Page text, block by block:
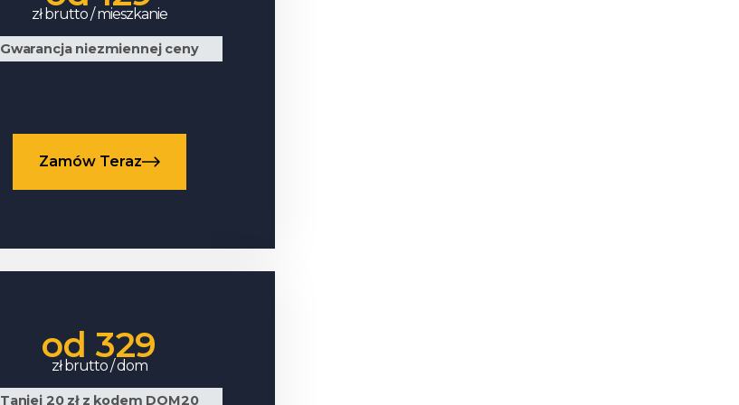
zł brutto / mieszkanie
Gwarancja niezmiennej ceny
Zamów Teraz
od 329
zł brutto / dom
Taniej 20 zł z kodem DOM20